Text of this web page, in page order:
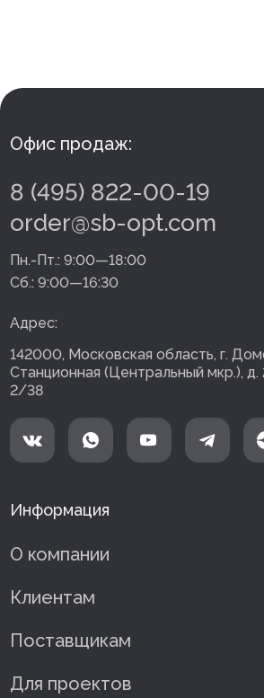
Офис продаж:
8 (495) 822-00-19
order@sb-opt.com
Пн.-Пт.: 9:00—18:00
Сб.: 9:00—16:30
Адрес:
142000, Московская область, г.
Станционная (Центральный мкр.),
2/38
Информация
О компании
Клиентам
Поставщикам
Для проектов